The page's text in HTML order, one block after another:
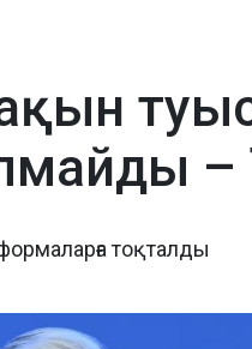
–
тоқталды